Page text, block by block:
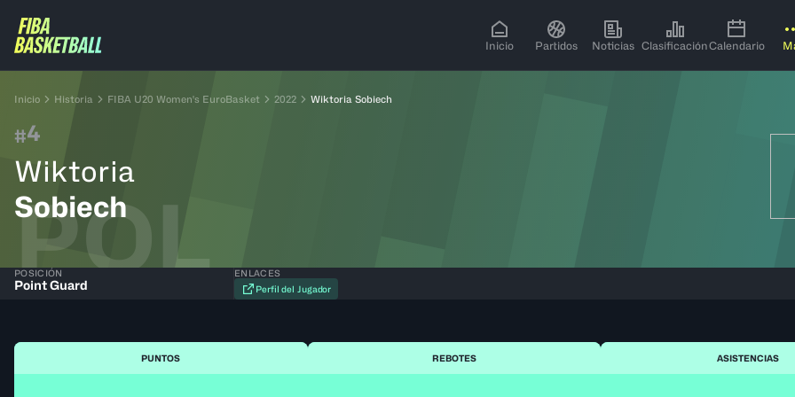
Inicio Partidos Noticias ClasificaciónCalendario
Inicio Historia FIBA U20 Women's EuroBasket 2022 Wiktoria Sobiech
#4
Wiktoria
Sobiech
POL
POSICIÓN
Point Guard
ENLACES
Perfil del Jugador
PUNTOS REBOTES ASISTENCIAS